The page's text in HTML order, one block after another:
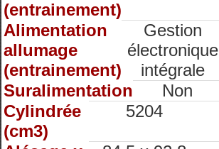
(entrainement)
Alimentation
allumage
(entrainement)
Gestion
électronique
intégrale
Suralimentation Non
Cylindrée
(cm3)
5204